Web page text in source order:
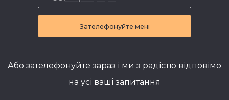
Зателефонуйте мені
Або зателефонуйте зараз і ми з радістю відповімо
на усі ваші запитання